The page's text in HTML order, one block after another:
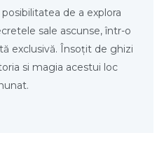
de a explora
sale ascunse, într-o
exclusivă. Însoțit de ghizi
si magia acestui loc